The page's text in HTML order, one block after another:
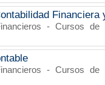
Financiera
- Cursos de
- Cursos de